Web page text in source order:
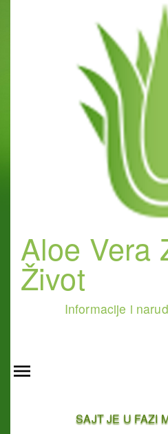
Aloe Vera
Život
Informacije i
SAJT JE U FAZI